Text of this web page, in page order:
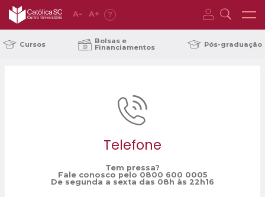
A- A+ ?
Cursos Bolsas e
Financiamentos Pós-graduação
Telefone
Tem pressa?
Fale conosco pelo 0800 600 0005
De segunda a sexta das 08h às 22h16